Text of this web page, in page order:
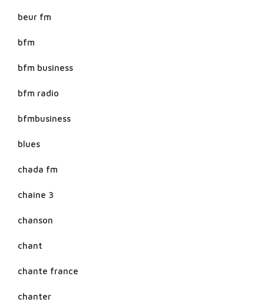
beur fm
bfm
bfm business
bfm radio
bfmbusiness
blues
chada fm
chaine 3
chanson
chant
chante france
chanter